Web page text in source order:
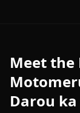
Meet the
Darou